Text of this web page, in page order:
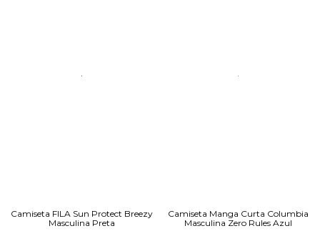
Camiseta FILA Sun Protect Breezy
Masculina Preta
Camiseta Manga Curta Columbia
Masculina Zero Rules Azul